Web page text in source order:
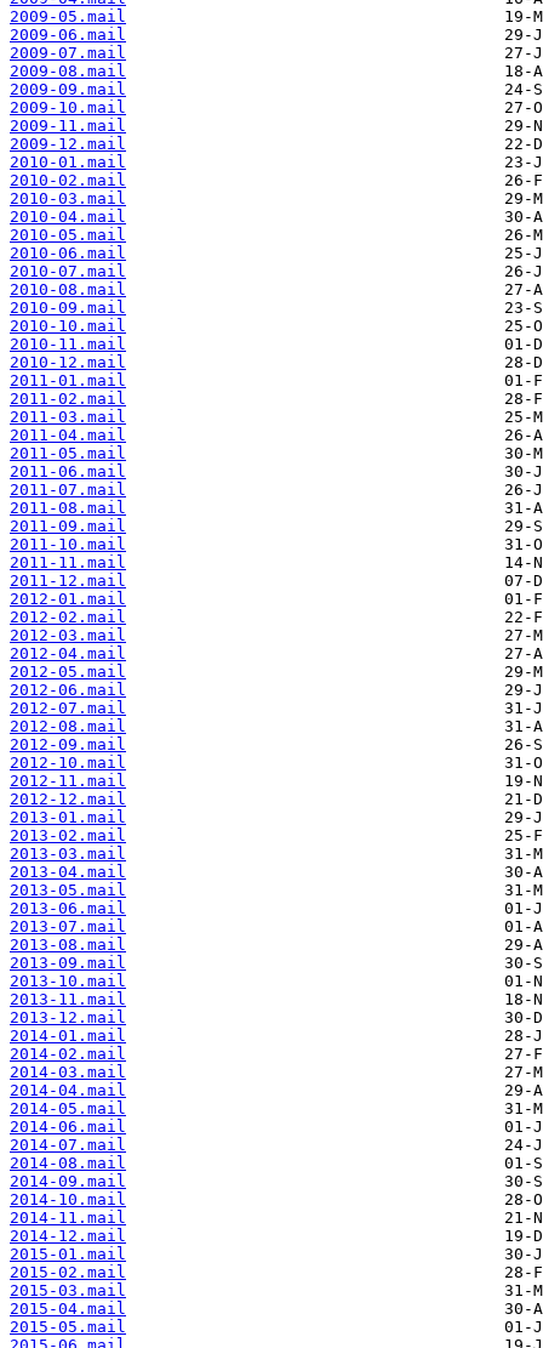
2009-05.mail
2009-06.mail
2009-07.mail
2009-08.mail
2009-09.mail
2009-10.mail
2009-11.mail
2009-12.mail
2010-01.mail
2010-02.mail
2010-03.mail
2010-04.mail
2010-05.mail
2010-06.mail
2010-07.mail
2010-08.mail
2010-09.mail
2010-10.mail
2010-11.mail
2010-12.mail
2011-01.mail
2011-02.mail
2011-03.mail
2011-04.mail
2011-05.mail
2011-06.mail
2011-07.mail
2011-08.mail
2011-09.mail
2011-10.mail
2011-11.mail
2011-12.mail
2012-01.mail
2012-02.mail
2012-03.mail
2012-04.mail
2012-05.mail
2012-06.mail
2012-07.mail
2012-08.mail
2012-09.mail
2012-10.mail
2012-11.mail
2012-12.mail
2013-01.mail
2013-02.mail
2013-03.mail
2013-04.mail
2013-05.mail
2013-06.mail
2013-07.mail
2013-08.mail
2013-09.mail
2013-10.mail
2013-11.mail
2013-12.mail
2014-01.mail
2014-02.mail
2014-03.mail
2014-04.mail
2014-05.mail
2014-06.mail
2014-07.mail
2014-08.mail
2014-09.mail
2014-10.mail
2014-11.mail
2014-12.mail
2015-01.mail
2015-02.mail
2015-03.mail
2015-04.mail
2015-05.mail